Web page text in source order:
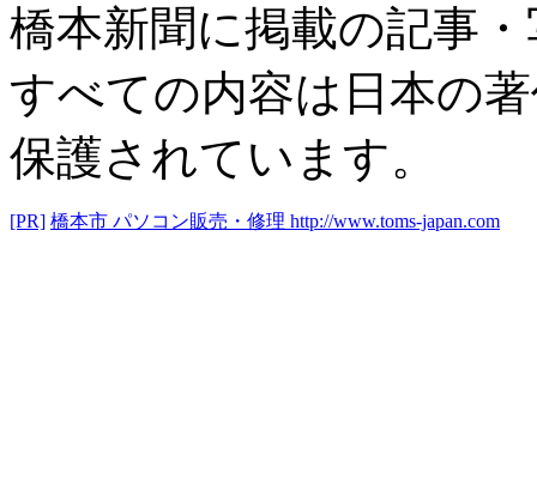
橋本新聞に掲載の記事
すべての内容は日本の
保護されています。
[PR] 橋本市 パソコン販売・修理 http://www.toms-japan.com